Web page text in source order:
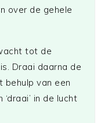
over de gehele
tot de
Draai daarna de
behulp van een
in de lucht